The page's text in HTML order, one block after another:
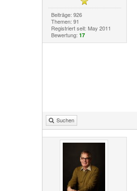
Beiträge: 926
Themen: 91
Registriert seit: May 2011
Bewertung: 17
Suchen